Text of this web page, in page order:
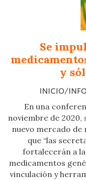
Se
y
INICIO/
En una
noviembre de 2020,
nuevo mercado de
que “las
fortalecerán a
medicamentos
vinculación y